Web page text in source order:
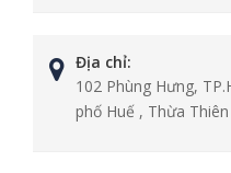
Địa chỉ:
102 Phùng Hưng,
phố Huế , Thừa Thiên